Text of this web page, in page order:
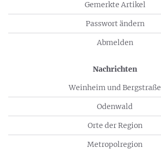
Gemerkte Artikel
Passwort ändern
Abmelden
Nachrichten
Weinheim und Bergstraße
Odenwald
Orte der Region
Metropolregion